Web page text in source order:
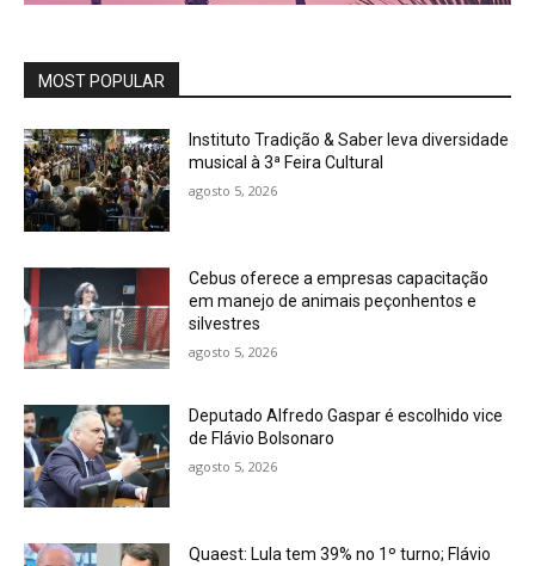
MOST POPULAR
Instituto Tradição & Saber leva diversidade
musical à 3ª Feira Cultural
agosto 5, 2026
Cebus oferece a empresas capacitação
em manejo de animais peçonhentos e
silvestres
agosto 5, 2026
Deputado Alfredo Gaspar é escolhido vice
de Flávio Bolsonaro
agosto 5, 2026
Quaest: Lula tem 39% no 1º turno; Flávio